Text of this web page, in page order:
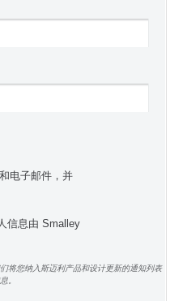
电子邮件，并
信息由 Smalley
将您纳入斯迈利产品和设计更新的通知列表
。